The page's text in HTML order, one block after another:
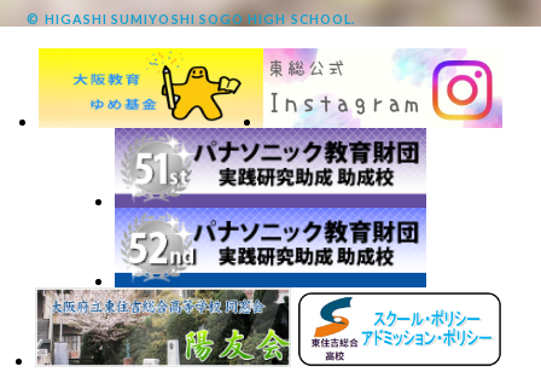
© HIGASHI SUMIYOSHI SOGO HIGH SCHOOL.